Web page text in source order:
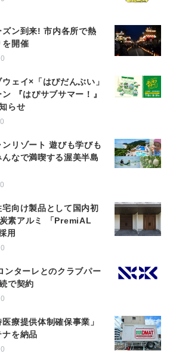
ズン到来! 市内各所で熱
を開催
ウェイ×「はぴだんぶい」
『はぴサブサマー！』
らせ
リゾート 遊びも学びも
なで満喫する渥美半島
向け製品として国内初
素アルミ 「PremiAL
用
ンターレとのクラブパー
で契約
療提供体制確保事業」
ナを納品